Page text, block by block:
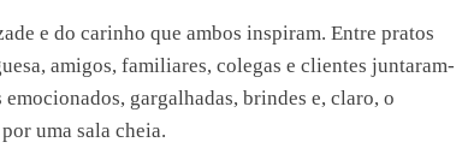
e do carinho que ambos inspiram. Entre pratos
amigos, familiares, colegas e clientes juntaram-
gargalhadas, brindes e, claro, o
uma sala cheia.